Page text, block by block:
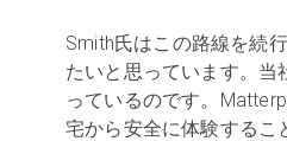
Smith氏はこの路線を続
たいと思っています。
っているのです。
宅から安全に体験するこ